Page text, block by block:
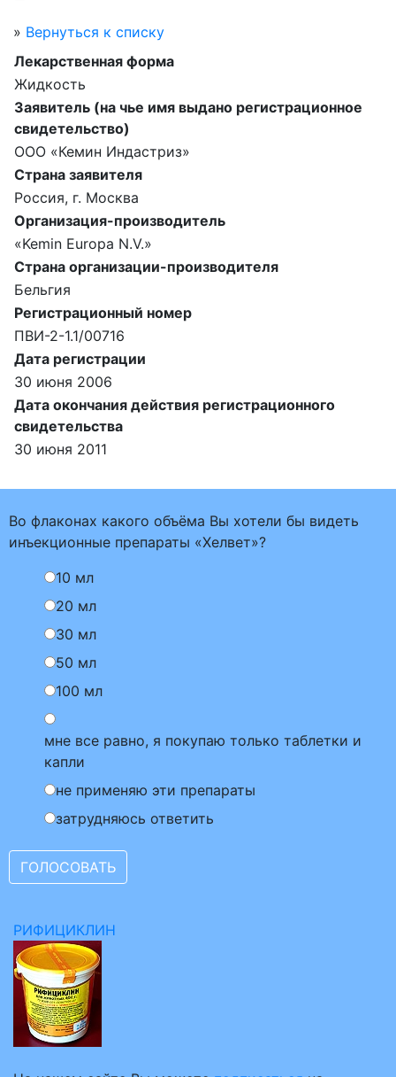
» Вернуться к списку
Лекарственная форма
Жидкость
Заявитель (на чье имя выдано регистрационное
свидетельство)
ООО «Кемин Индастриз»
Страна заявителя
Россия, г. Москва
Организация-производитель
«Kemin Europa N.V.»
Страна организации-производителя
Бельгия
Регистрационный номер
ПВИ-2-1.1/00716
Дата регистрации
30 июня 2006
Дата окончания действия регистрационного
свидетельства
30 июня 2011
Во флаконах какого объёма Вы хотели бы видеть
инъекционные препараты «Хелвет»?
10 мл
20 мл
30 мл
50 мл
100 мл
мне все равно, я покупаю только таблетки и
капли
не применяю эти препараты
затрудняюсь ответить
РИФИЦИКЛИН